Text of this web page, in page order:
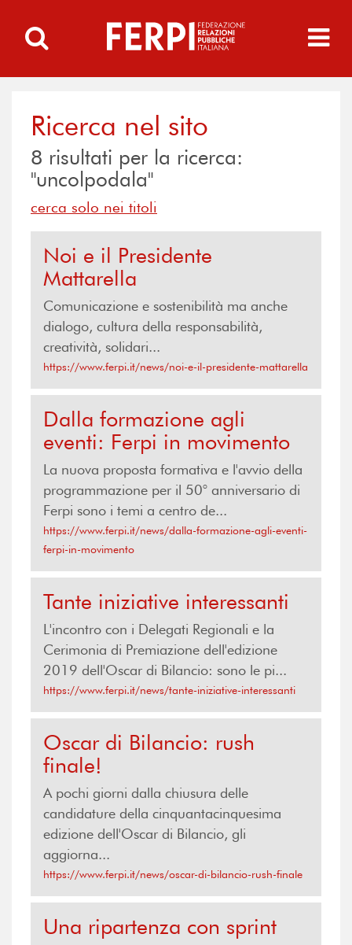
Ricerca nel sito
8 risultati per la ricerca:
"uncolpodala"
cerca solo nei titoli
Noi e il Presidente
Mattarella
Comunicazione e sostenibilità ma anche
dialogo, cultura della responsabilità,
creatività, solidari...
https://www.ferpi.it/news/noi-e-il-presidente-mattarella
Dalla formazione agli
eventi: Ferpi in movimento
La nuova proposta formativa e l'avvio della
programmazione per il 50° anniversario di
Ferpi sono i temi a centro de...
https://www.ferpi.it/news/dalla-formazione-agli-eventi-
ferpi-in-movimento
Tante iniziative interessanti
L'incontro con i Delegati Regionali e la
Cerimonia di Premiazione dell'edizione
2019 dell'Oscar di Bilancio: sono le pi...
https://www.ferpi.it/news/tante-iniziative-interessanti
Oscar di Bilancio: rush
finale!
A pochi giorni dalla chiusura delle
candidature della cinquantacinquesima
edizione dell'Oscar di Bilancio, gli
aggiorna...
https://www.ferpi.it/news/oscar-di-bilancio-rush-finale
Una ripartenza con sprint